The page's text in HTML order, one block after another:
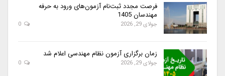
فرصت مجدد ثبت‌نام آزمون‌های ورود به حرفه
مهندسان 1405
جولای 29, 2026
زمان برگزاری آزمون نظام مهندسی اعلام شد
جولای 29, 2026